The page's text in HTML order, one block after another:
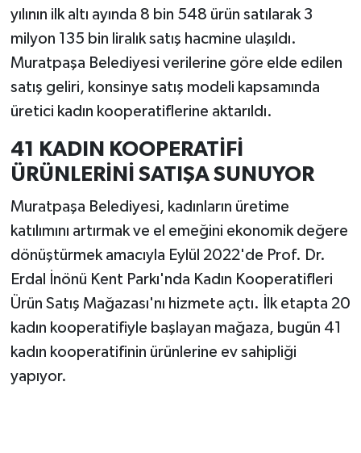
yılının ilk altı ayında 8 bin 548 ürün satılarak 3
milyon 135 bin liralık satış hacmine ulaşıldı.
Muratpaşa Belediyesi verilerine göre elde edilen
satış geliri, konsinye satış modeli kapsamında
üretici kadın kooperatiflerine aktarıldı.
41 KADIN KOOPERATİFİ
ÜRÜNLERİNİ SATIŞA SUNUYOR
Muratpaşa Belediyesi, kadınların üretime
katılımını artırmak ve el emeğini ekonomik değere
dönüştürmek amacıyla Eylül 2022'de Prof. Dr.
Erdal İnönü Kent Parkı'nda Kadın Kooperatifleri
Ürün Satış Mağazası'nı hizmete açtı. İlk etapta 20
kadın kooperatifiyle başlayan mağaza, bugün 41
kadın kooperatifinin ürünlerine ev sahipliği
yapıyor.